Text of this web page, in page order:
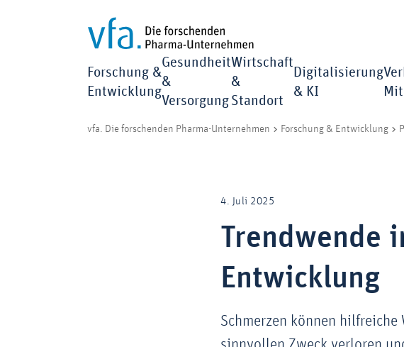
Forschung &
Entwicklung
Gesundheit
&
Versorgung
Wirtschaft
&
Standort
Digitalisierung
& KI
vfa. Die forschenden Pharma-Unternehmen Forschung & Entwicklung
4. Juli 2025
Trendwende
Entwicklung
Schmerzen können